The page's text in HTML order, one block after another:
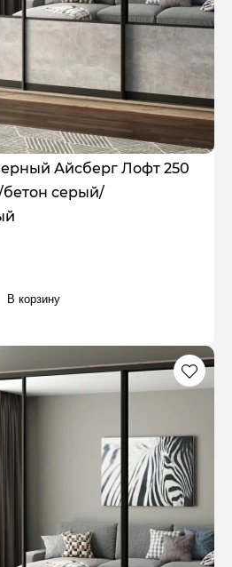
Айсберг Лофт 250
серый/
В корзину